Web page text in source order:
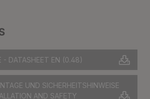
- DATASHEET EN (0.48)
UND SICHERHEITSHINWEISE
AND SAFETY